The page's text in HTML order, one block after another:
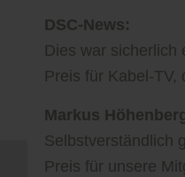
DSC-News:
Dies war sicherlich
Preis für Kabel-
Markus
Selbstverständlich
Preis für unsere
Professionelle